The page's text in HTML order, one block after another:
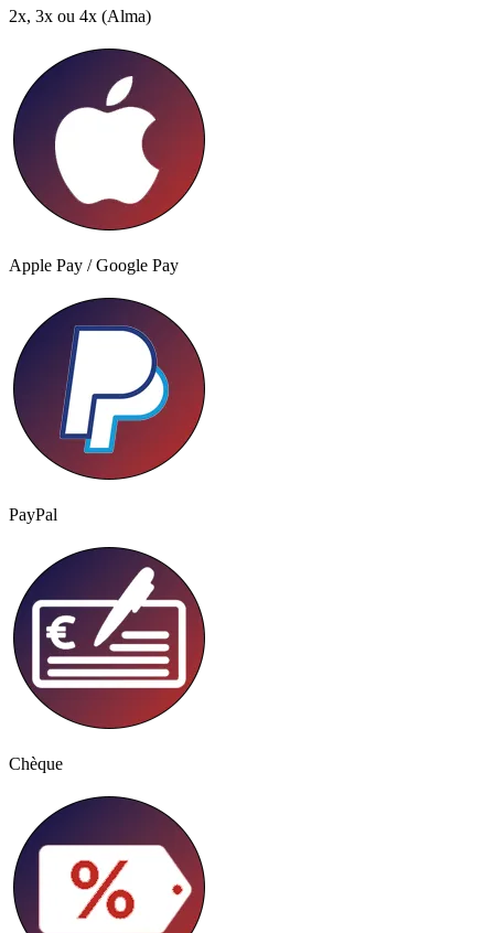
2x, 3x ou 4x (Alma)
Apple Pay / Google Pay
PayPal
Chèque